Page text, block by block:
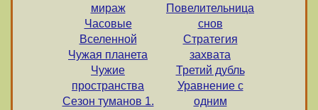
мираж
Часовые
Вселенной
Чужая планета
Чужие
пространства
Сезон туманов 1.
Повелительница
снов
Стратегия
захвата
Третий дубль
Уравнение с
одним